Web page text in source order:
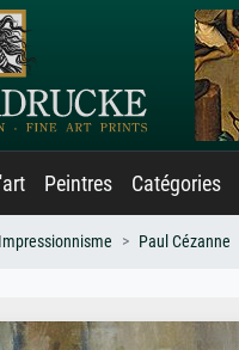
Peintres Catégories
Impressionnisme Paul Cézanne